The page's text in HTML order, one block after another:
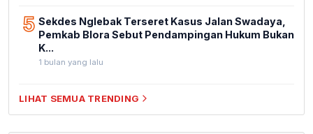
5 Sekdes Nglebak Terseret Kasus Jalan Swadaya,
Pemkab Blora Sebut Pendampingan Hukum Bukan
K...
1 bulan yang lalu
LIHAT SEMUA TRENDING